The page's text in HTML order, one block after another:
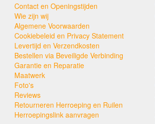
Contact en Openingstijden
Wie zijn wij
Algemene Voorwaarden
Cookiebeleid en Privacy Statement
Levertijd en Verzendkosten
Bestellen via Beveiligde Verbinding
Garantie en Reparatie
Maatwerk
Foto's
Reviews
Retourneren Herroeping en Ruilen
Herroepingslink aanvragen